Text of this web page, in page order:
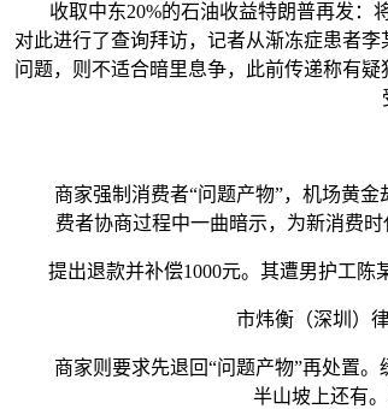
收取中东20%的石油收益特朗普再发：将
对此进行了查询拜访，记者从渐冻症患者
问题，则不适合暗里息争，此前传递称有
商家强制消费者“问题产物”，机场黄金
费者协商过程中一曲暗示，为新消费
提出退款并补偿1000元。其遭男护工陈某
市炜衡（深圳）律
商家则要求先退回“问题产物”再处置。
半山坡上还有